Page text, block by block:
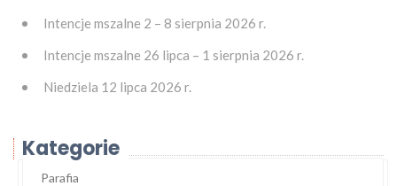
Intencje mszalne 2 – 8 sierpnia 2026 r.
Intencje mszalne 26 lipca – 1 sierpnia 2026 r.
Niedziela 12 lipca 2026 r.
Kategorie
Parafia